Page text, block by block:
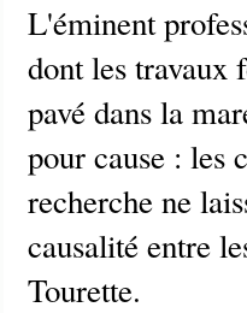
L'éminent
dont les travaux
pavé dans la
pour cause : les
recherche ne
causalité entre
Tourette.